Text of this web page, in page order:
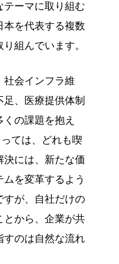
テーマに取り組む
本を代表する複数
組んでいます。
社会インフラ維
、医療提供体制
の課題を抱え
ては、どれも喫
決には、新たな価
を変革するよう
すが、自社だけの
とから、企業が共
すのは自然な流れ